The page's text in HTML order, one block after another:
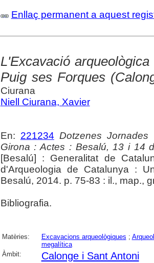
Enllaç permanent a aquest
L'Excavació
Puig ses Forques
Ciurana
Niell Ciurana, Xavier
En: 221234 Dotzenes
Girona : Actes : Besalú, 13 i 14
[Besalú] : Generalitat de
d'Arqueologia de Catalunya :
Besalú, 2014. p. 75-83 : il., map.,
Bibliografia.
Matèries: Excavacions arqueològiques ;
megalítica
Àmbit:
Calonge i Sant Antoni